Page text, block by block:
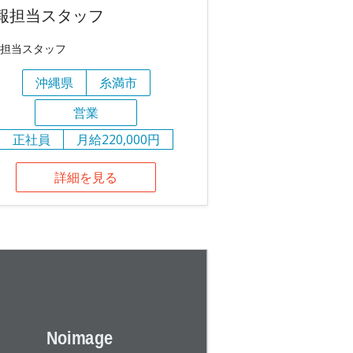
担当スタッフ
当スタッフ
沖縄県
糸満市
営業
正社員
月給220,000円
詳細を見る